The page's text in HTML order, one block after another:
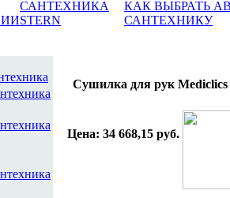
САНТЕХНИКА
STERN
КАК ВЫБРАТЬ
САНТЕХНИКУ
Сушилка для рук Mediclics
Цена: 34 668,15 руб.